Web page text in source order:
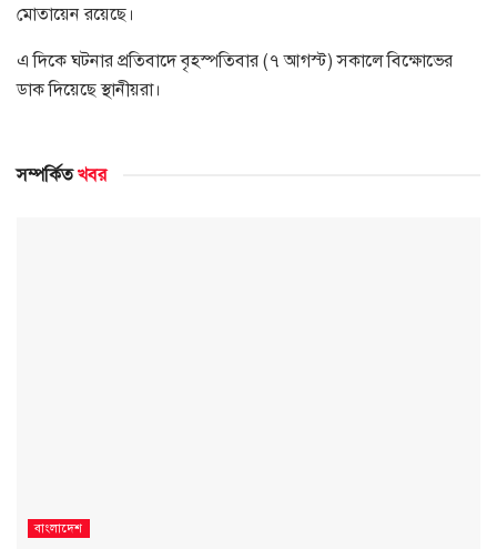
মোতায়েন রয়েছে।
এ দিকে ঘটনার প্রতিবাদে বৃহস্পতিবার (৭ আগস্ট) সকালে বিক্ষোভের
ডাক দিয়েছে স্থানীয়রা।
সম্পর্কিতখবর
বাংলাদেশ